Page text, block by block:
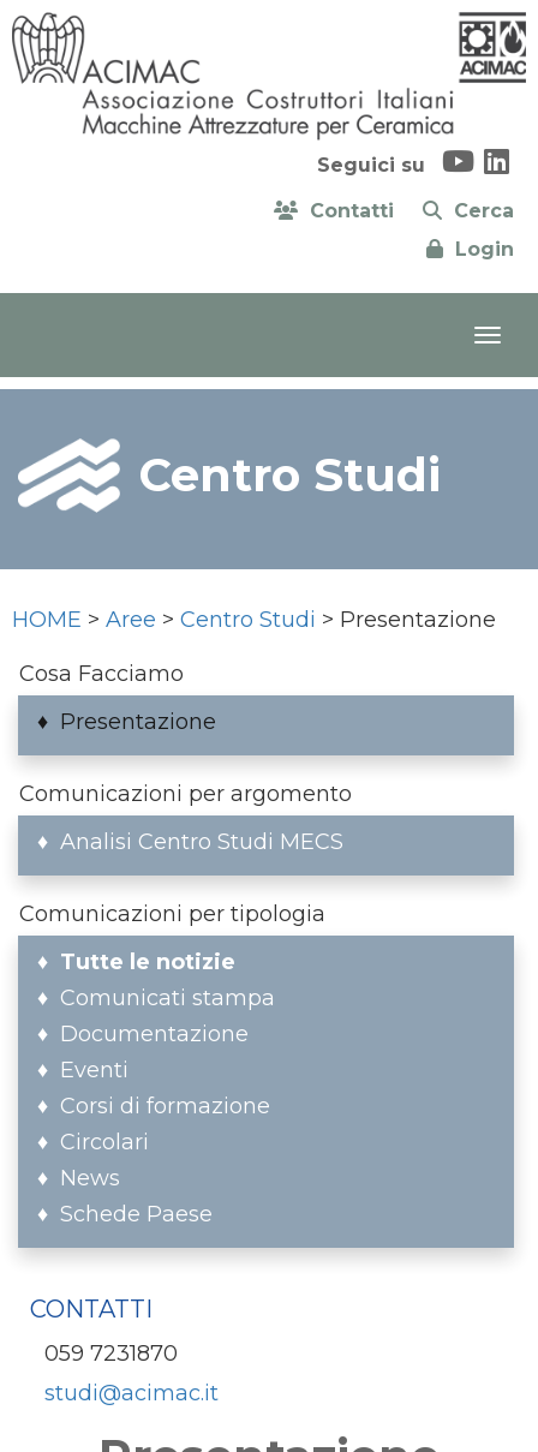
Seguici su
Contatti
Cerca
Login
Centro Studi
HOME > Aree > Centro Studi > Presentazione
Cosa Facciamo
Presentazione
Comunicazioni per argomento
Analisi Centro Studi MECS
Comunicazioni per tipologia
Tutte le notizie
Comunicati stampa
Documentazione
Eventi
Corsi di formazione
Circolari
News
Schede Paese
CONTATTI
059 7231870
studi@acimac.it